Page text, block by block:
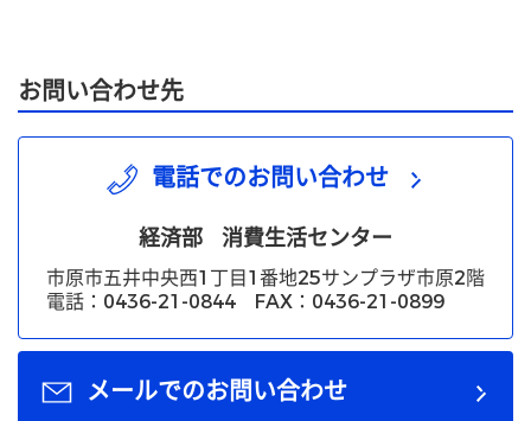
お問い合わせ先
電話でのお問い合わせ
経済部 消費生活センター
市原市五井中央西1丁目1番地25サンプラザ市原2階
電話：0436-21-0844 FAX：0436-21-0899
メールでのお問い合わせ